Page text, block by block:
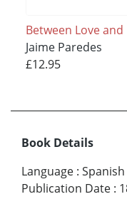
Between Love and
Jaime Paredes
£12.95
Book Details
Language : Spanish
Publication Date :